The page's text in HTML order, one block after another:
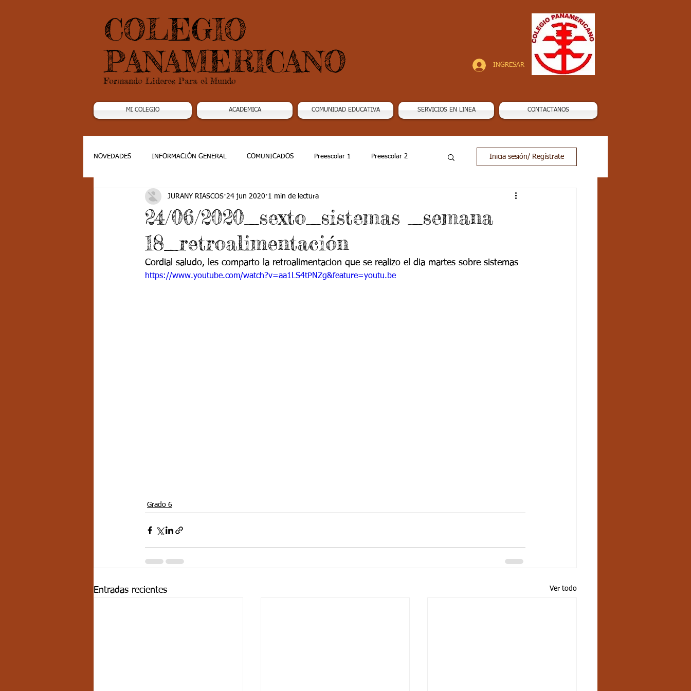
COLEGIO
PANAMERICANO
Formando Lideres Para el Mundo
INGRESAR
MI COLEGIO ACADEMICA COMUNIDAD EDUCATIVA SERVICIOS EN LINEA CONTACTANOS
NOVEDADES INFORMACIÓN GENERAL COMUNICADOS Preescolar 1 Preescolar 2
Grado 2 Grado 3 Grado 4 Grado 5
Grado 7 -2 Grado 8 Grado 9 Grado 10 Grado 11
PSICOLOGÍA INSTITUCIONAL DEPORTES Jardín-2020 Transición-2020
Inicia sesión/ Regístrate
24/06/2020_sexto_sistemas _semana
18_retroalimentación
JURANY RIASCOS 24 jun 2020 1 min de lectura
Cordial saludo, les comparto la retroalimentacion que se realizo el dia martes sobre sistemas
https://www.youtube.com/watch?v=aa1LS4tPNZg&feature=youtu.be
Grado 6
Entradas recientes Ver todo